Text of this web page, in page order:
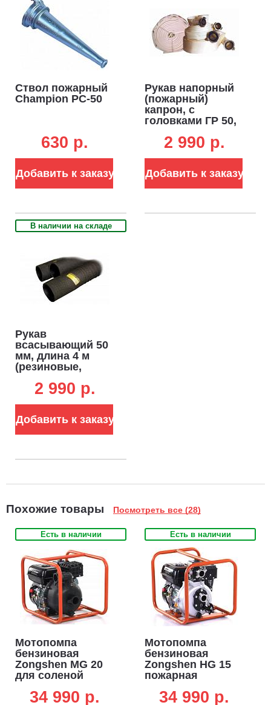
Ствол пожарный
Champion РС-50
630 p.
Добавить к заказу
Рукав напорный
(пожарный)
капрон, с
головками ГР 50,
20 м.2 990 p.
Добавить к заказу
В наличии на складе
Рукав
всасывающий 50
мм, длина 4 м
(резиновые,
металлом)
2 990 p.
Добавить к заказу
Похожие товары Посмотреть все (28)
Есть в наличии
Мотопомпа
бензиновая
Zongshen MG 20
для соленой
агрессивных
34 990 p.
Есть в наличии
Мотопомпа
бензиновая
Zongshen HG 15
пожарная
(PRC, Zongshen
34 990 p.